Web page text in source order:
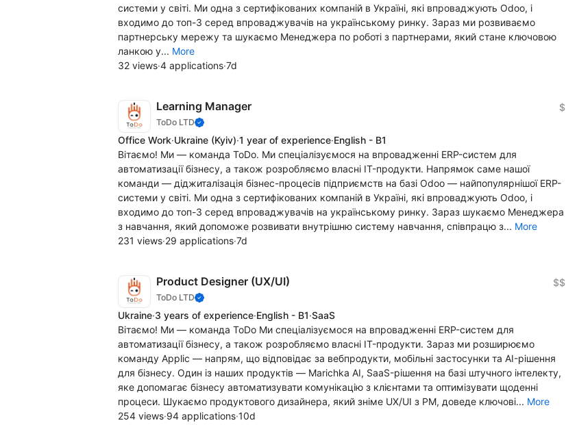
системи у світі. Ми одна з сертифікованих компаній в Україні, які впроваджують Odoo, і
входимо до топ-3 серед впроваджувачів на українському ринку. Зараз ми розвиваємо
партнерську мережу та шукаємо Менеджера по роботі з партнерами, який стане ключовою
ланкою у... More
32 views·4 applications·7d
Learning Manager
ToDo LTD
$
Office Work·Ukraine (Kyiv)·1 year of experience·English - B1
Вітаємо! Ми — команда ToDo. Ми спеціалізуємося на впровадженні ERP-систем для
автоматизації бізнесу, а також розробляємо власні IT-продукти. Напрямок саме нашої
команди — діджиталізація бізнес-процесів підприємств на базі Odoo — найпопулярнішої ERP-
системи у світі. Ми одна з сертифікованих компаній в Україні, які впроваджують Odoo, і
входимо до топ-3 серед впроваджувачів на українському ринку. Зараз шукаємо Менеджера
з навчання, який допоможе розвивати внутрішню систему навчання, співпрацю з... More
231 views·29 applications·7d
Product Designer (UX/UI)
ToDo LTD
$$
Ukraine·3 years of experience·English - B1·SaaS
Вітаємо! Ми — команда ToDo Ми спеціалізуємося на впровадженні ERP-систем для
автоматизації бізнесу, а також розробляємо власні IT-продукти. Зараз ми розширюємо
команду Applic — напрям, що відповідає за вебпродукти, мобільні застосунки та AI-рішення
для бізнесу. Один із наших продуктів — Marichka AI, SaaS-рішення на базі штучного інтелекту,
яке допомагає бізнесу автоматизувати комунікацію з клієнтами та оптимізувати щоденні
процеси. Шукаємо продуктового дизайнера, який зніме UX/UI з PM, доведе ключові... More
254 views·94 applications·10d